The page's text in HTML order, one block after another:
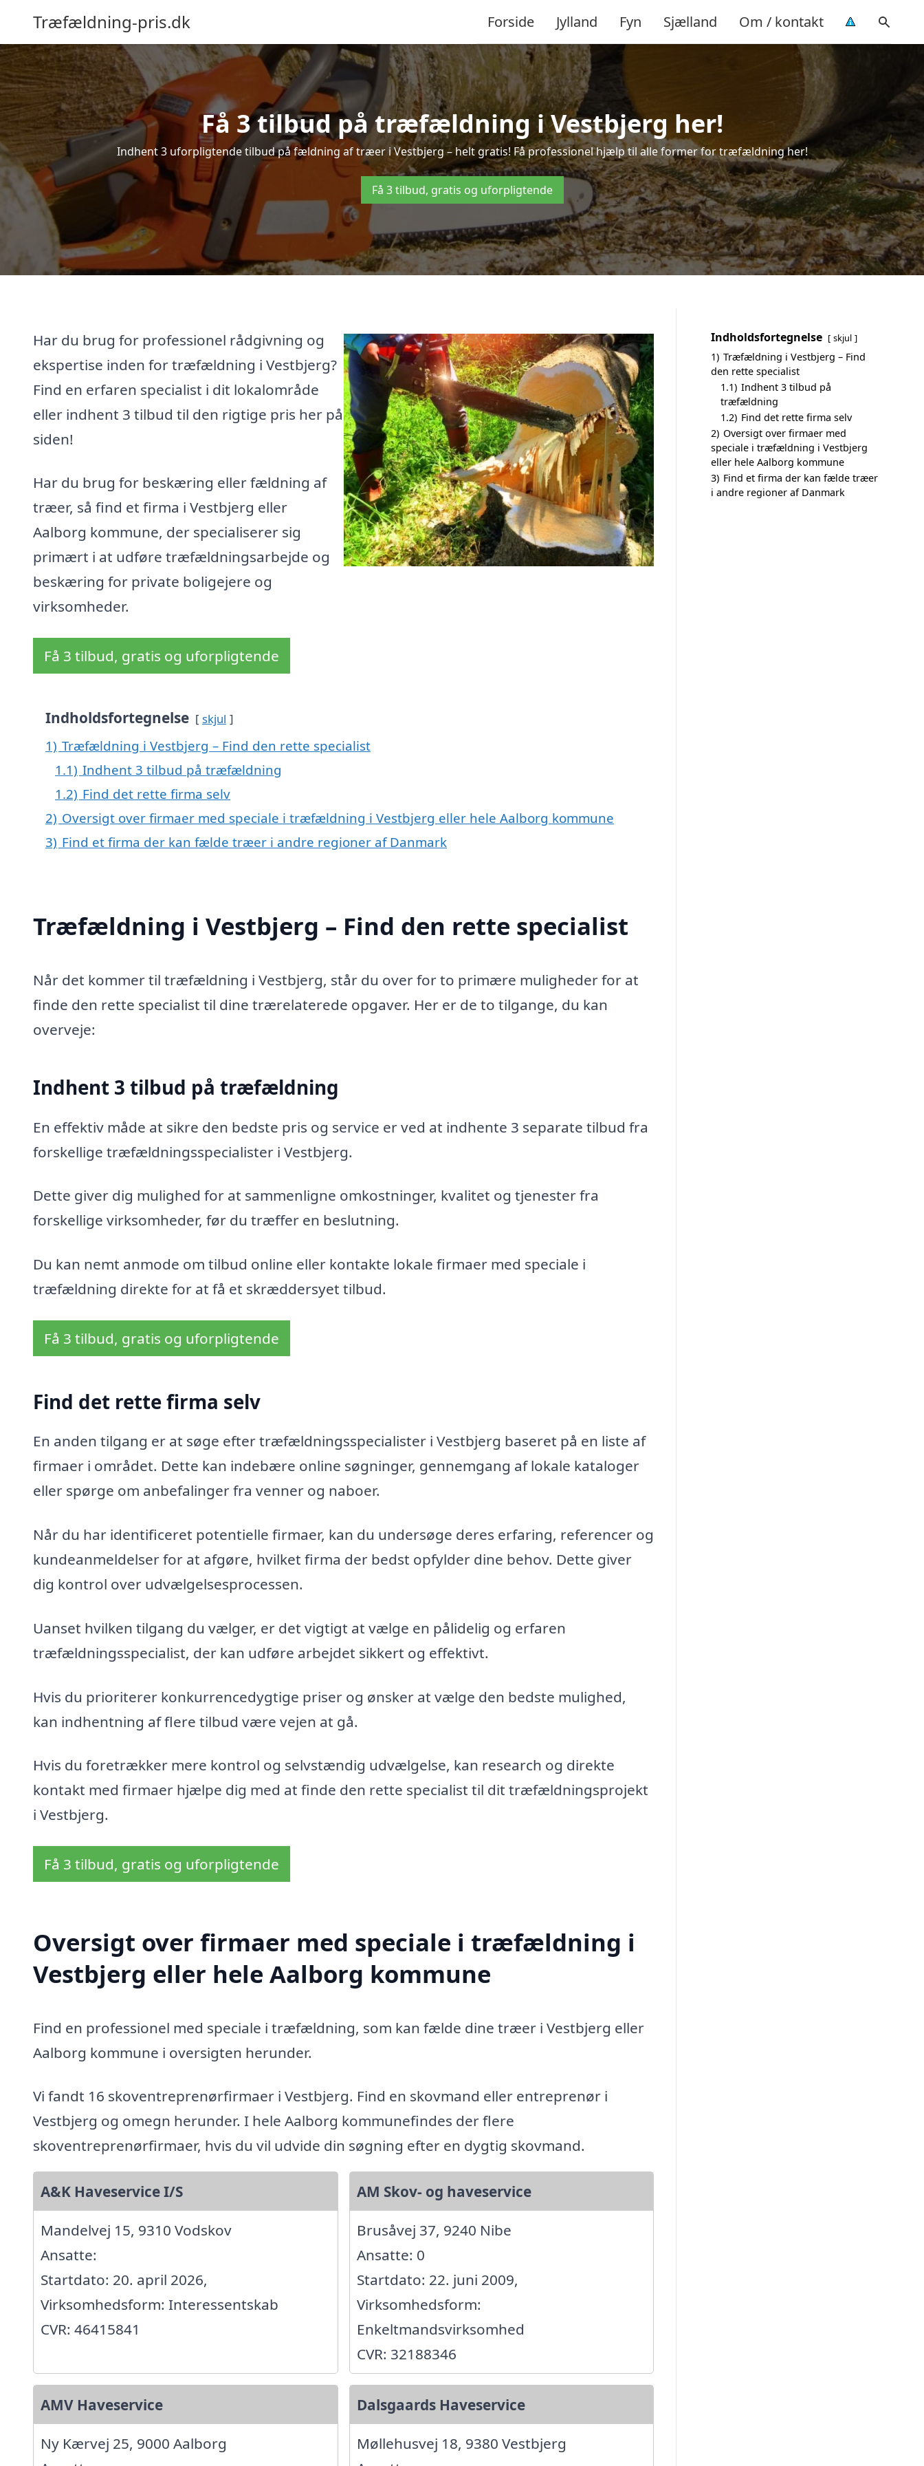
Træfældning-pris.dk Forside Jylland Fyn Sjælland Om / kontakt
Få 3 tilbud på træfældning i Vestbjerg her!
Indhent 3 uforpligtende tilbud på fældning af træer i Vestbjerg – helt gratis! Få professionel hjælp til alle former for træfældning her!
Få 3 tilbud, gratis og uforpligtende
Har du brug for professionel rådgivning og
ekspertise inden for træfældning i Vestbjerg?
Find en erfaren specialist i dit lokalområde
eller indhent 3 tilbud til den rigtige pris her på
siden!
Har du brug for beskæring eller fældning af
træer, så find et firma i Vestbjerg eller
Aalborg kommune, der specialiserer sig
primært i at udføre træfældningsarbejde og
beskæring for private boligejere og
virksomheder.
Få 3 tilbud, gratis og uforpligtende
Indholdsfortegnelse skjul
1) Træfældning i Vestbjerg – Find den rette specialist
1.1) Indhent 3 tilbud på træfældning
1.2) Find det rette firma selv
2) Oversigt over firmaer med speciale i træfældning i Vestbjerg eller hele Aalborg kommune
3) Find et firma der kan fælde træer i andre regioner af Danmark
Træfældning i Vestbjerg – Find den rette specialist
Når det kommer til træfældning i Vestbjerg, står du over for to primære muligheder for at
finde den rette specialist til dine trærelaterede opgaver. Her er de to tilgange, du kan
overveje:
Indhent 3 tilbud på træfældning
En effektiv måde at sikre den bedste pris og service er ved at indhente 3 separate tilbud fra
forskellige træfældningsspecialister i Vestbjerg.
Dette giver dig mulighed for at sammenligne omkostninger, kvalitet og tjenester fra
forskellige virksomheder, før du træffer en beslutning.
Du kan nemt anmode om tilbud online eller kontakte lokale firmaer med speciale i
træfældning direkte for at få et skræddersyet tilbud.
Få 3 tilbud, gratis og uforpligtende
Find det rette firma selv
En anden tilgang er at søge efter træfældningsspecialister i Vestbjerg baseret på en liste af
firmaer i området. Dette kan indebære online søgninger, gennemgang af lokale kataloger
eller spørge om anbefalinger fra venner og naboer.
Når du har identificeret potentielle firmaer, kan du undersøge deres erfaring, referencer og
kundeanmeldelser for at afgøre, hvilket firma der bedst opfylder dine behov. Dette giver
dig kontrol over udvælgelsesprocessen.
Uanset hvilken tilgang du vælger, er det vigtigt at vælge en pålidelig og erfaren
træfældningsspecialist, der kan udføre arbejdet sikkert og effektivt.
Hvis du prioriterer konkurrencedygtige priser og ønsker at vælge den bedste mulighed,
kan indhentning af flere tilbud være vejen at gå.
Hvis du foretrækker mere kontrol og selvstændig udvælgelse, kan research og direkte
kontakt med firmaer hjælpe dig med at finde den rette specialist til dit træfældningsprojekt
i Vestbjerg.
Få 3 tilbud, gratis og uforpligtende
Oversigt over firmaer med speciale i træfældning i
Vestbjerg eller hele Aalborg kommune
Find en professionel med speciale i træfældning, som kan fælde dine træer i Vestbjerg eller
Aalborg kommune i oversigten herunder.
Vi fandt 16 skoventreprenørfirmaer i Vestbjerg. Find en skovmand eller entreprenør i
Vestbjerg og omegn herunder. I hele Aalborg kommunefindes der flere
skoventreprenørfirmaer, hvis du vil udvide din søgning efter en dygtig skovmand.
A&K Haveservice I/S
Mandelvej 15, 9310 Vodskov
Ansatte:
Startdato: 20. april 2026,
Virksomhedsform: Interessentskab
CVR: 46415841
AM Skov- og haveservice
Brusåvej 37, 9240 Nibe
Ansatte: 0
Startdato: 22. juni 2009,
Virksomhedsform:
Enkeltmandsvirksomhed
CVR: 32188346
AMV Haveservice
Ny Kærvej 25, 9000 Aalborg
Dalsgaards Haveservice
Møllehusvej 18, 9380 Vestbjerg
Indholdsfortegnelse skjul
1) Træfældning i Vestbjerg – Find
den rette specialist
1.1) Indhent 3 tilbud på
træfældning
1.2) Find det rette firma selv
2) Oversigt over firmaer med
speciale i træfældning i Vestbjerg
eller hele Aalborg kommune
3) Find et firma der kan fælde træer
i andre regioner af Danmark